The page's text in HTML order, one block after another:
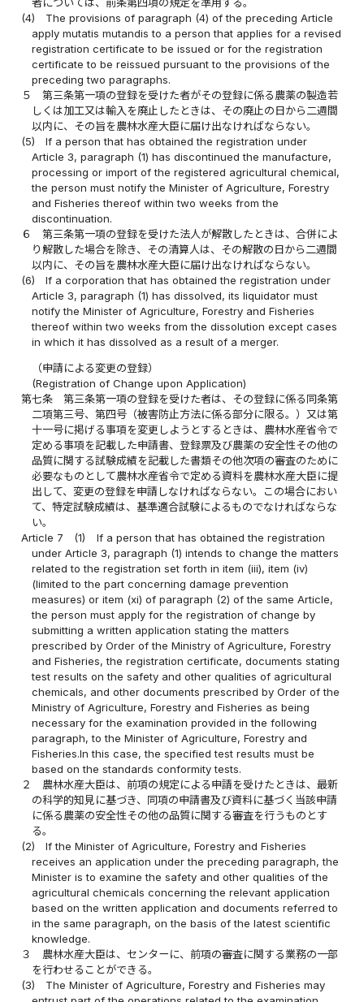
(4)
The provisions of paragraph (4) of the preceding Article
apply mutatis mutandis to a person that applies for a revised
registration certificate to be issued or for the registration
certificate to be reissued pursuant to the provisions of the
preceding two paragraphs.
５
第三条第一項の登録を受けた者がその登録に係る農薬の製造若
しくは加工又は輸入を廃止したときは、その廃止の日から二週間
以内に、その旨を農林水産大臣に届け出なければならない。
(5)
If a person that has obtained the registration under
Article 3, paragraph (1) has discontinued the manufacture,
processing or import of the registered agricultural chemical,
the person must notify the Minister of Agriculture, Forestry
and Fisheries thereof within two weeks from the
discontinuation.
６
第三条第一項の登録を受けた法人が解散したときは、合併によ
り解散した場合を除き、その清算人は、その解散の日から二週間
以内に、その旨を農林水産大臣に届け出なければならない。
(6)
If a corporation that has obtained the registration under
Article 3, paragraph (1) has dissolved, its liquidator must
notify the Minister of Agriculture, Forestry and Fisheries
thereof within two weeks from the dissolution except cases
in which it has dissolved as a result of a merger.
（申請による変更の登録）
(Registration of Change upon Application)
第七条
第三条第一項の登録を受けた者は、その登録に係る同条第
二項第三号、第四号（被害防止方法に係る部分に限る。）又は第
十一号に掲げる事項を変更しようとするときは、農林水産省令で
定める事項を記載した申請書、登録票及び農薬の安全性その他の
品質に関する試験成績を記載した書類その他次項の審査のために
必要なものとして農林水産省令で定める資料を農林水産大臣に提
出して、変更の登録を申請しなければならない。この場合におい
て、特定試験成績は、基準適合試験によるものでなければならな
い。
Article 7
(1)
If a person that has obtained the registration
under Article 3, paragraph (1) intends to change the matters
related to the registration set forth in item (iii), item (iv)
(limited to the part concerning damage prevention
measures) or item (xi) of paragraph (2) of the same Article,
the person must apply for the registration of change by
submitting a written application stating the matters
prescribed by Order of the Ministry of Agriculture, Forestry
and Fisheries, the registration certificate, documents stating
test results on the safety and other qualities of agricultural
chemicals, and other documents prescribed by Order of the
Ministry of Agriculture, Forestry and Fisheries as being
necessary for the examination provided in the following
paragraph, to the Minister of Agriculture, Forestry and
Fisheries.In this case, the specified test results must be
based on the standards conformity tests.
２
農林水産大臣は、前項の規定による申請を受けたときは、最新
の科学的知見に基づき、同項の申請書及び資料に基づく当該申請
に係る農薬の安全性その他の品質に関する審査を行うものとす
る。
(2)
If the Minister of Agriculture, Forestry and Fisheries
receives an application under the preceding paragraph, the
Minister is to examine the safety and other qualities of the
agricultural chemicals concerning the relevant application
based on the written application and documents referred to
in the same paragraph, on the basis of the latest scientific
knowledge.
３
農林水産大臣は、センターに、前項の審査に関する業務の一部
を行わせることができる。
(3)
The Minister of Agriculture, Forestry and Fisheries may